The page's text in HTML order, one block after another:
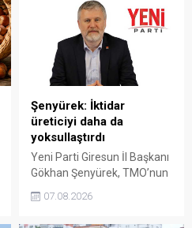
karşılamadığını belirten
Gezmiş, “Üreticiyi yok
sayanı, günü geldiğinde
üretici de yok sayacaktır”
dedi.
Şenyürek: İktidar
üreticiyi daha da
yoksullaştırdı
Yeni Parti Giresun İl Başkanı
Gökhan Şenyürek, TMO’nun
açıkladığı 255 liralık fiyatı
07.08.2026